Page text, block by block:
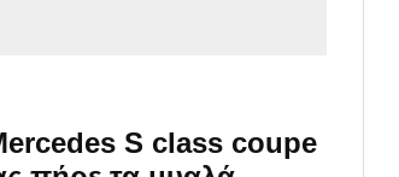
S class coupe